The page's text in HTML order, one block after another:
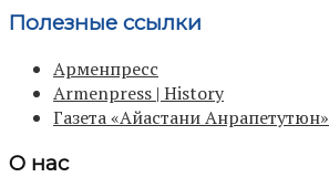
Полезные ссылки
Арменпресс
Armenpress | History
Газета «Айастани Анрапетутюн»
О нас